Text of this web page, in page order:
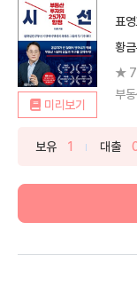
미리보기
표
황금
★
부
보유 1 대출